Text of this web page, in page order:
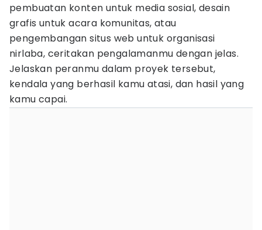
pembuatan konten untuk media sosial, desain
grafis untuk acara komunitas, atau
pengembangan situs web untuk organisasi
nirlaba, ceritakan pengalamanmu dengan jelas.
Jelaskan peranmu dalam proyek tersebut,
kendala yang berhasil kamu atasi, dan hasil yang
kamu capai.